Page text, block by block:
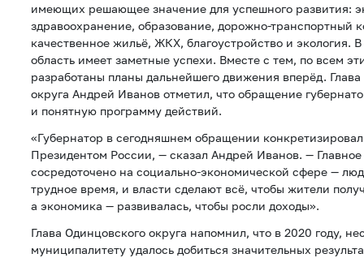
имеющих решающее значение для успешного развития:
здравоохранение, образование, дорожно-транспортный
качественное жильё, ЖКХ, благоустройство и экология.
область имеет заметные успехи. Вместе с тем, по всем
разработаны планы дальнейшего движения вперёд. Глава
округа Андрей Иванов отметил, что обращение
и понятную программу действий.
«Губернатор в сегодняшнем обращении
Президентом России, — сказал Андрей Иванов. —
сосредоточено на социально-экономической сфере —
трудное время, и власти сделают всё, чтобы жители
а экономика — развивалась, чтобы росли доходы».
Глава Одинцовского округа напомнил, что в 2020 году,
муниципалитету удалось добиться значительных